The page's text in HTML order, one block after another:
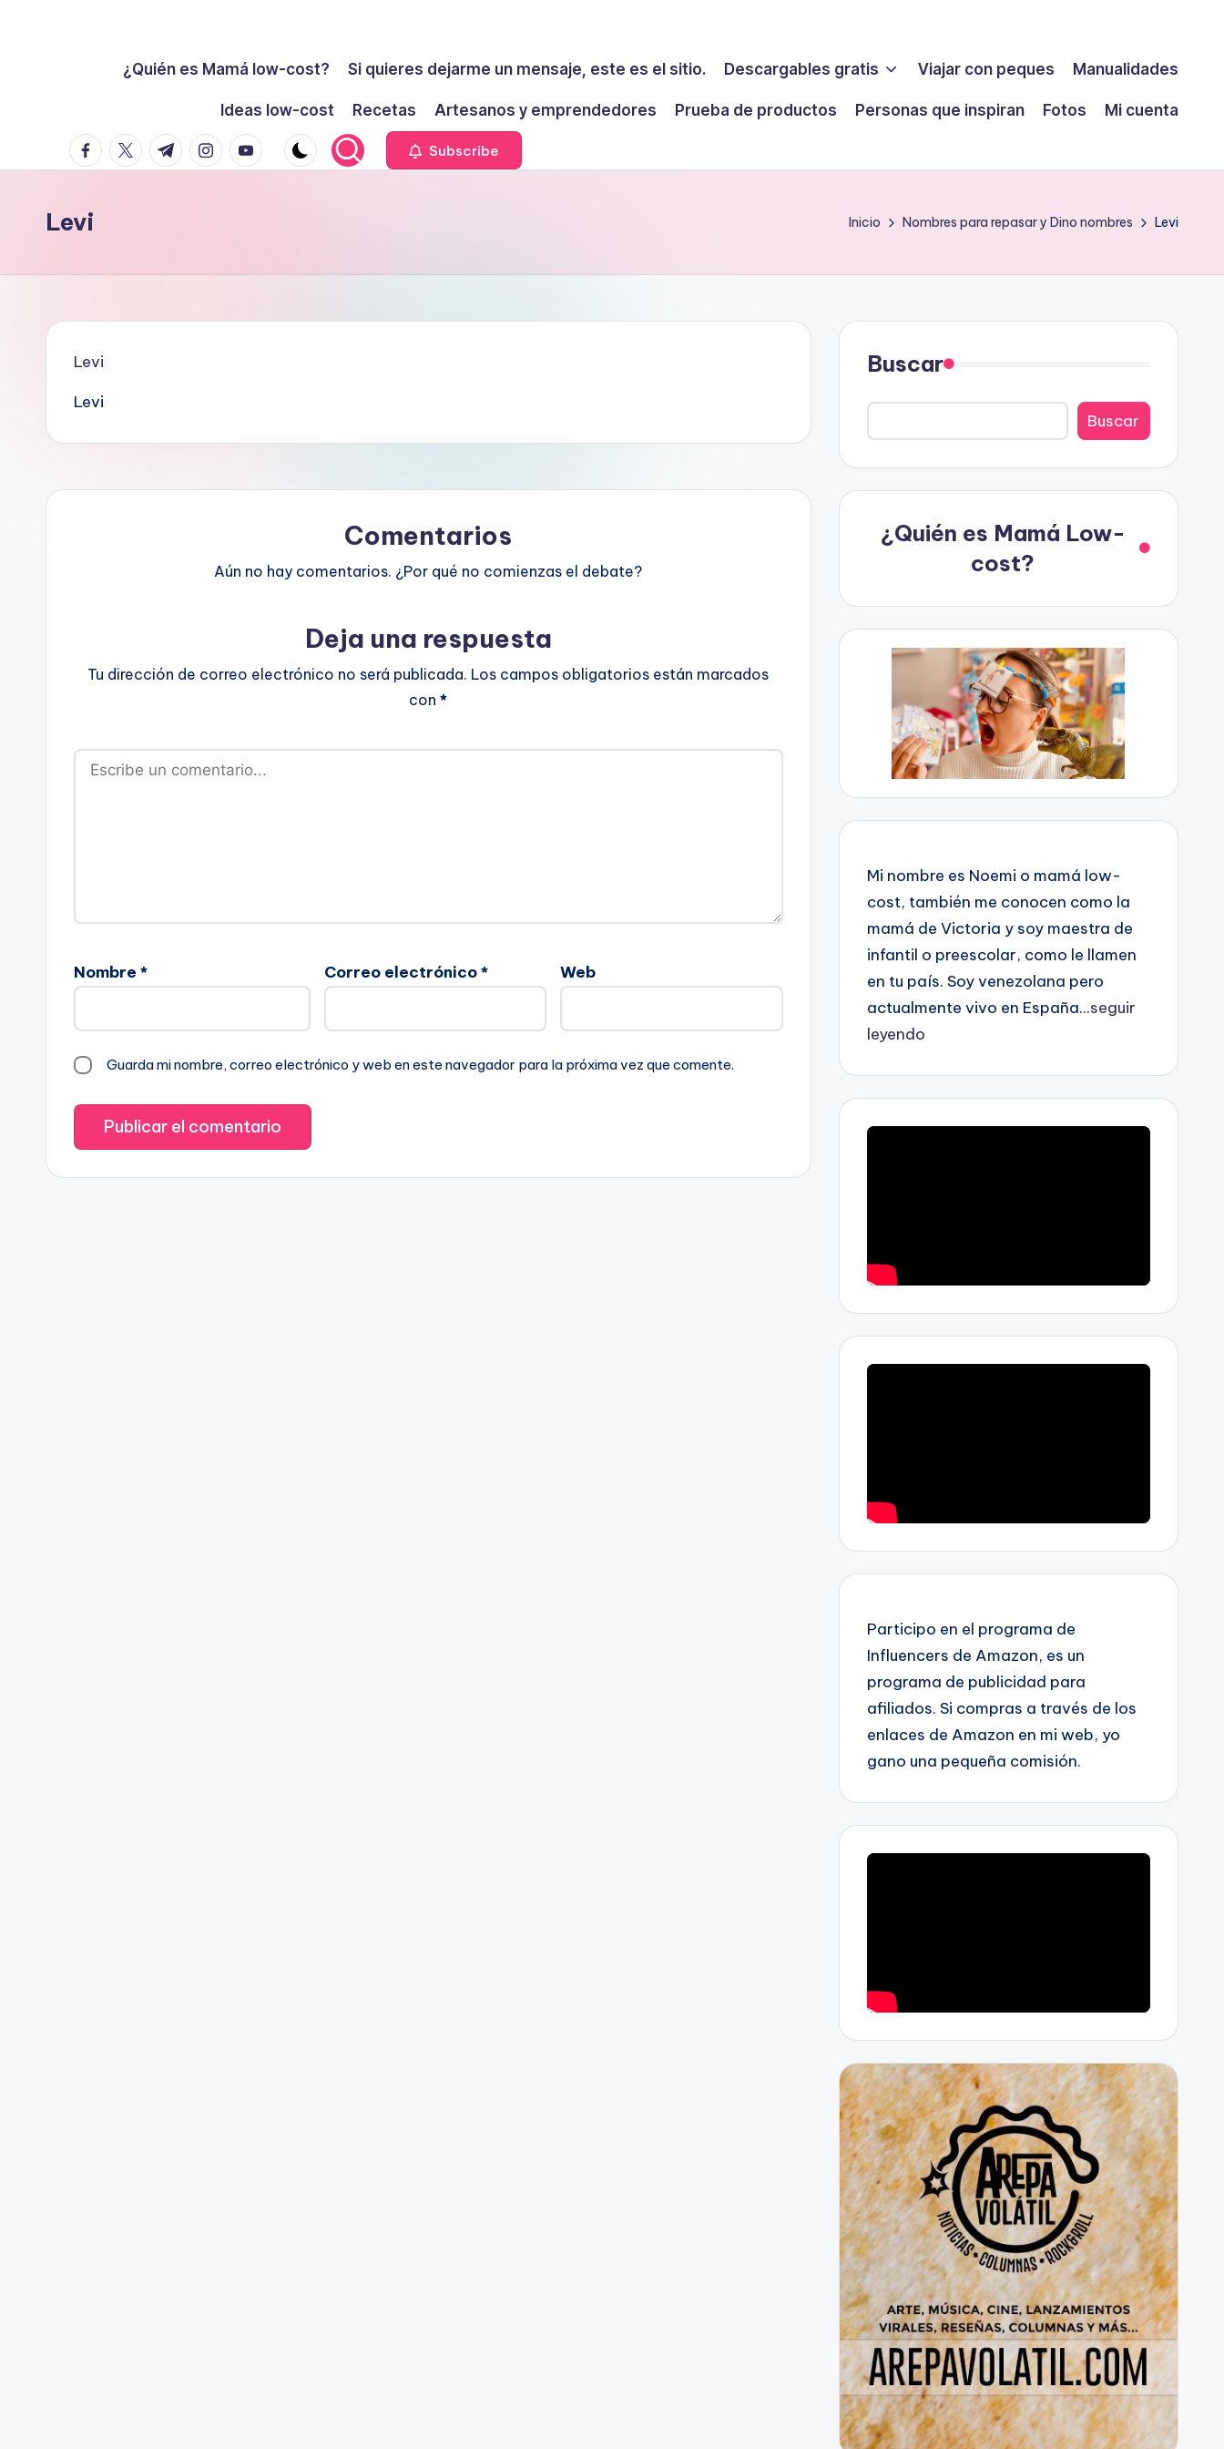
no
en
intento
¿Quién es Mamá low-cost? Si quieres dejarme un mensaje, este es el sitio. Descargables gratis Viajar con peques Manualidades
Ideas low-cost Recetas Artesanos y emprendedores Prueba de productos Personas que inspiran Fotos
Mi cuenta
facebook.com
twitter.com
t.me instagram.com
youtube.com Subscribe
Levi Inicio Nombres para repasar y Dino nombres Levi
Levi
Levi
Comentarios
Aún no hay comentarios. ¿Por qué no comienzas el debate?
Deja una respuesta
Tu dirección de correo electrónico no será publicada. Los campos obligatorios están marcados
con*
Nombre * Correo electrónico* Web
Guarda mi nombre, correo electrónico y web en este navegador para la próxima vez que comente.
Buscar
Buscar
¿Quién es Mamá Low-
cost?
Mi nombre es Noemi o mamá low-
cost, también me conocen como la
mamá de Victoria y soy maestra de
infantil o preescolar, como le llamen
en tu país. Soy venezolana pero
actualmente vivo en España...seguir
leyendo
Participo en el programa de
Influencers de Amazon, es un
programa de publicidad para
afiliados. Si compras a través de los
enlaces de Amazon en mi web, yo
gano una pequeña comisión.